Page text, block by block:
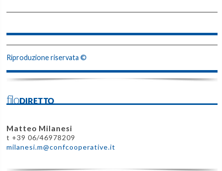
Riproduzione riservata ©
filoDIRETTO
Matteo Milanesi
t +39 06/46978209
milanesi.m@confcooperative.it